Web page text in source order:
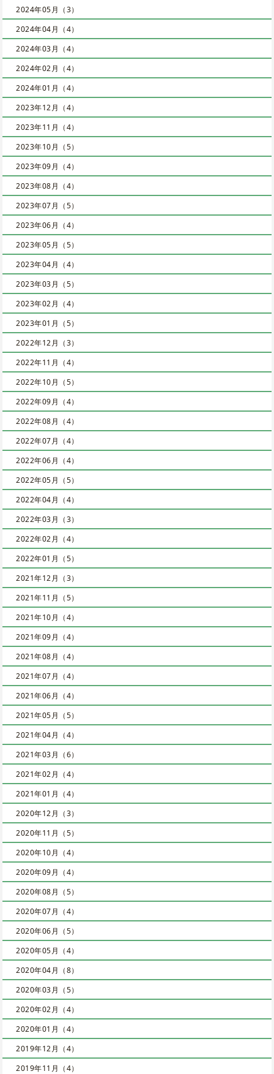
2024年05月（3）
2024年04月（4）
2024年03月（4）
2024年02月（4）
2024年01月（4）
2023年12月（4）
2023年11月（4）
2023年10月（5）
2023年09月（4）
2023年08月（4）
2023年07月（5）
2023年06月（4）
2023年05月（5）
2023年04月（4）
2023年03月（5）
2023年02月（4）
2023年01月（5）
2022年12月（3）
2022年11月（4）
2022年10月（5）
2022年09月（4）
2022年08月（4）
2022年07月（4）
2022年06月（4）
2022年05月（5）
2022年04月（4）
2022年03月（3）
2022年02月（4）
2022年01月（5）
2021年12月（3）
2021年11月（5）
2021年10月（4）
2021年09月（4）
2021年08月（4）
2021年07月（4）
2021年06月（4）
2021年05月（5）
2021年04月（4）
2021年03月（6）
2021年02月（4）
2021年01月（4）
2020年12月（3）
2020年11月（5）
2020年10月（4）
2020年09月（4）
2020年08月（5）
2020年07月（4）
2020年06月（5）
2020年05月（4）
2020年04月（8）
2020年03月（5）
2020年02月（4）
2020年01月（4）
2019年12月（4）
2019年11月（4）